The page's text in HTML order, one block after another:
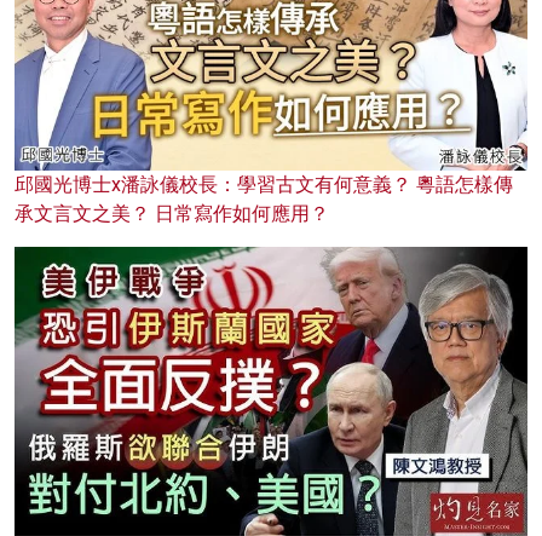
邱國光博士x潘詠儀校長：學習古文有何意義？ 粵語怎樣傳
承文言文之美？ 日常寫作如何應用？